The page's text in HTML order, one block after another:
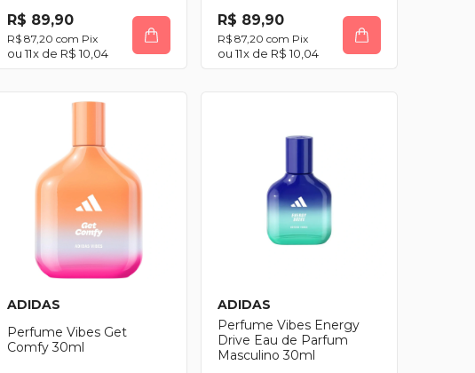
R$ 89,90
R$ 87,20 com Pix
11x de R$ 10,04
R$ 89,90
R$ 87,20 com Pix
11x de R$ 10,04
ADIDAS
Perfume Vibes Get
Comfy 30ml
ADIDAS
Perfume Vibes Energy
Drive Eau de Parfum
Masculino 30ml